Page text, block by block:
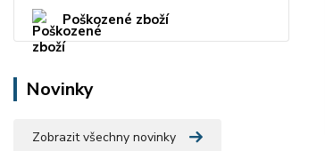
Poškozené zboží
Novinky
Zobrazit všechny novinky